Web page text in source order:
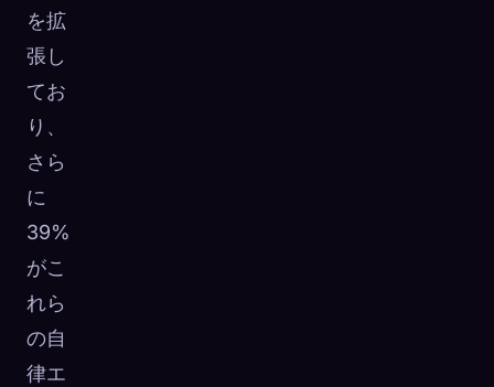
を拡
張し
てお
り、
さら
に
39%
がこ
れら
の自
律エ